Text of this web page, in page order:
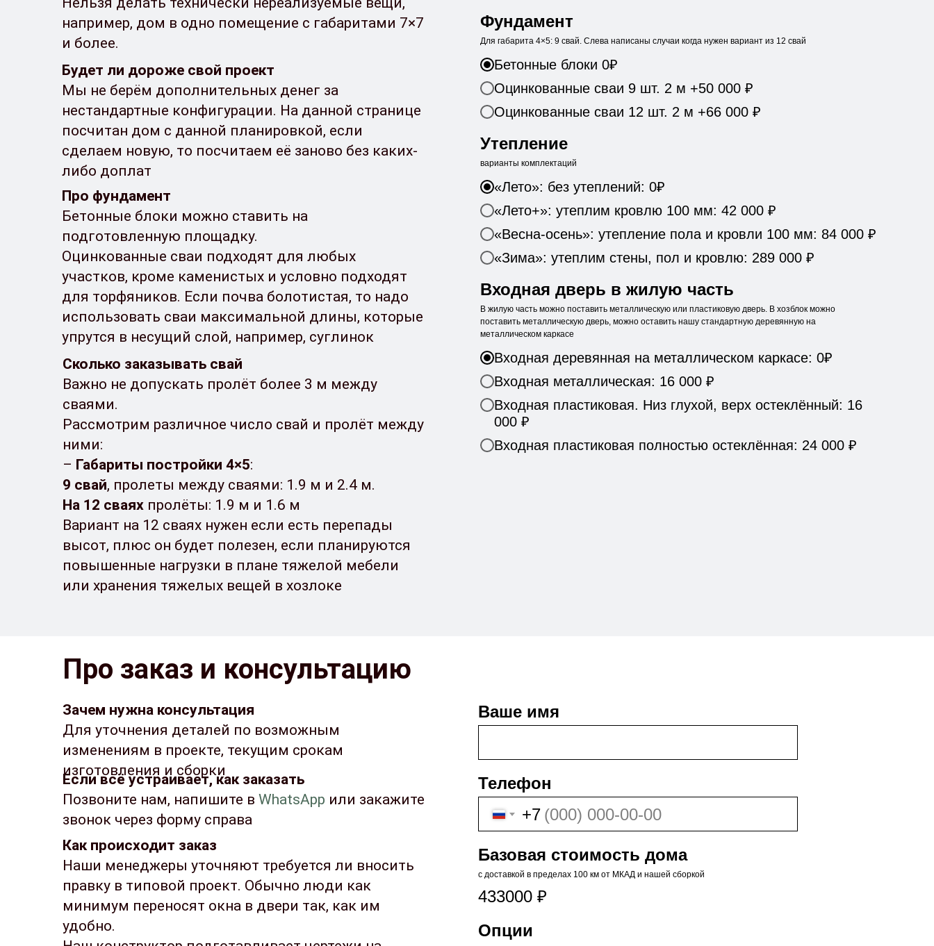
Ваше имя
Телефон
+7
Базовая стоимость дома
с доставкой в пределах 100 км от МКАД и нашей сборкой
433000 ₽
Опции
Про заказ и консультацию
Как происходит заказ
Наши менеджеры уточняют требуется ли вносить
правку в типовой проект. Обычно люди как
минимум переносят окна в двери так, как им
удобно.
Если всё устраивает, как заказать
Позвоните нам, напишите в WhatsApp или закажите
звонок через форму справа
Зачем нужна консультация
Для уточнения деталей по возможным
изменениям в проекте, текущим срокам
изготовления и сборки
Фундамент
Для габарита 4×5: 9 свай. Слева написаны случаи когда нужен вариант из 12 свай
Бетонные блоки 0₽
Оцинкованные сваи 9 шт. 2 м +50 000 ₽
Оцинкованные сваи 12 шт. 2 м +66 000 ₽
Утепление
варианты комплектаций
«Лето»: без утеплений: 0₽
«Лето+»: утеплим кровлю 100 мм: 42 000 ₽
«Весна-осень»: утепление пола и кровли 100 мм: 84 000 ₽
«Зима»: утеплим стены, пол и кровлю: 289 000 ₽
Входная дверь в жилую часть
В жилую часть можно поставить металлическую или пластиковую дверь. В хозблок можно
поставить металлическую дверь, можно оставить нашу стандартную деревянную на
металлическом каркасе
Входная деревянная на металлическом каркасе: 0₽
Входная металлическая: 16 000 ₽
Входная пластиковая. Низ глухой, верх остеклённый: 16
000 ₽
Входная пластиковая полностью остеклённая: 24 000 ₽
Про фундамент
Бетонные блоки можно ставить на
подготовленную площадку.
Оцинкованные сваи подходят для любых
участков, кроме каменистых и условно подходят
для торфяников. Если почва болотистая, то надо
использовать сваи максимальной длины, которые
упрутся в несущий слой, например, суглинок
Будет ли дороже свой проект
Мы не берём дополнительных денег за
нестандартные конфигурации. На данной странице
посчитан дом с данной планировкой, если
сделаем новую, то посчитаем её заново без каких-
либо доплат
например, дом в одно помещение с габаритами 7×7
и более.
Сколько заказывать свай
Важно не допускать пролёт более 3 м между
сваями.
Рассмотрим различное число свай и пролёт между
ними:
– Габариты постройки 4×5:
9 свай, пролеты между сваями: 1.9 м и 2.4 м.
На 12 сваях пролёты: 1.9 м и 1.6 м
Вариант на 12 сваях нужен если есть перепады
высот, плюс он будет полезен, если планируются
повышенные нагрузки в плане тяжелой мебели
или хранения тяжелых вещей в хозлоке